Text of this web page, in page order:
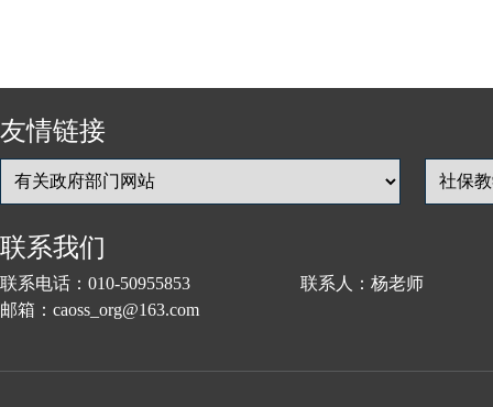
友情链接
联系我们
联系电话：010-50955853 联系人：杨老师
邮箱：caoss_org@163.com